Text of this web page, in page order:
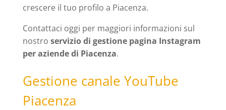
crescere il tuo profilo a Piacenza.
Contattaci oggi per maggiori informazioni sul
nostro servizio di gestione pagina Instagram
per aziende di Piacenza.
Gestione canale YouTube
Piacenza